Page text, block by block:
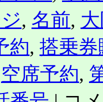
の
挨
拶
は
, 名前,
約, 搭乗券
空席予約,
Peach（ピ